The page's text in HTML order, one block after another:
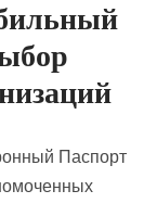
Паспорт